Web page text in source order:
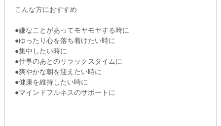
こんな方におすすめ
●嫌なことがあってモヤモヤする時に
●ゆったり心を落ち着けたい時に
●集中したい時に
●仕事のあとのリラックスタイムに
●爽やかな朝を迎えたい時に
●健康を維持したい時に
●マインドフルネスのサポートに